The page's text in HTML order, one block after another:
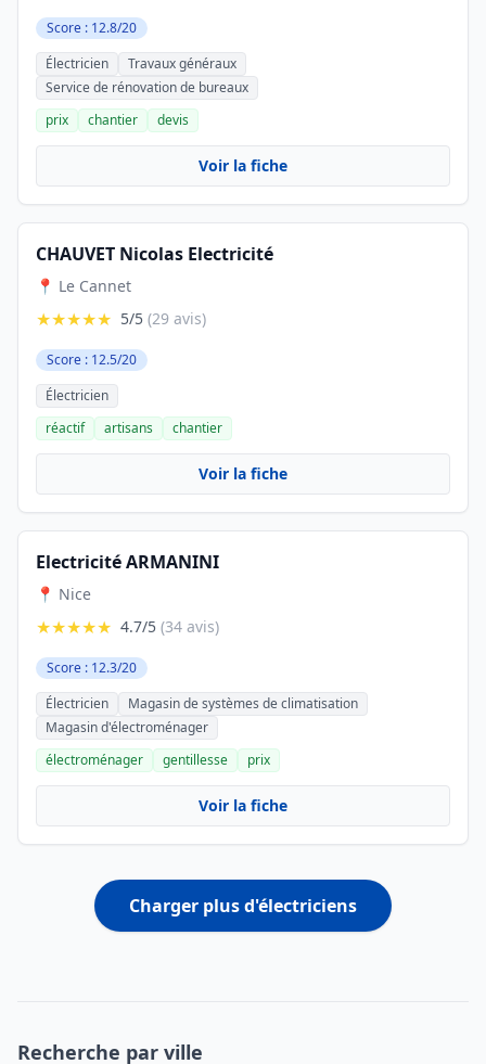
Score : 12.8/20
Électricien
Travaux généraux
Service de rénovation de bureaux
prix
chantier devis
Voir la fiche
CHAUVET Nicolas Electricité
📍 Le Cannet
★★★★★ 5/5 (29 avis)
Score : 12.5/20
Électricien
réactif
artisans chantier
Voir la fiche
Electricité ARMANINI
📍 Nice
★★★★★ 4.7/5 (34 avis)
Score : 12.3/20
Électricien
Magasin de systèmes de climatisation
Magasin d'électroménager
électroménager
gentillesse prix
Voir la fiche
Charger plus d'électriciens
Recherche par ville